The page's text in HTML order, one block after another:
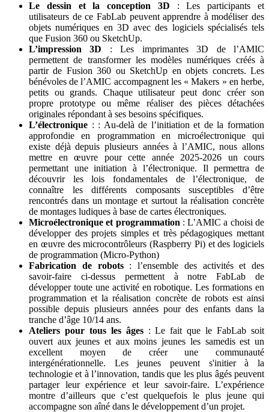
Le dessin et la conception 3D : Les participants et
utilisateurs de ce FabLab peuvent apprendre à modéliser des
objets numériques en 3D avec des logiciels spécialisés tels
que Fusion 360 ou SketchUp.
L’impression 3D : Les imprimantes 3D de l’AMIC
permettent de transformer les modèles numériques créés à
partir de Fusion 360 ou SketchUp en objets concrets. Les
bénévoles de l’AMIC accompagnent les « Makers » en herbe,
petits ou grands. Chaque utilisateur peut donc créer son
propre prototype ou même réaliser des pièces détachées
originales répondant à ses besoins spécifiques.
L’électronique : : Au-delà de l’initiation et de la formation
approfondie en programmation en microélectronique qui
existe déjà depuis plusieurs années à l’AMIC, nous allons
mettre en œuvre pour cette année 2025-2026 un cours
permettant une initiation à l’électronique. Il permettra de
découvrir les lois fondamentales de l’électronique, de
connaître les différents composants susceptibles d’être
rencontrés dans un montage et surtout la réalisation concrète
de montages ludiques à base de cartes électroniques.
Microélectronique et programmation : L’AMIC a choisi de
développer des projets simples et très pédagogiques mettant
en œuvre des microcontrôleurs (Raspberry Pi) et des logiciels
de programmation (Micro-Python)
Fabrication de robots: l’ensemble des activités et des
savoir-faire ci-dessus permettent à notre FabLab de
développer toute une activité en robotique. Les formations en
programmation et la réalisation concrète de robots est ainsi
possible depuis plusieurs années pour des enfants dans la
tranche d’âge 10/14 ans.
Ateliers pour tous les âges: Le fait que le FabLab soit
ouvert aux jeunes et aux moins jeunes les samedis est un
excellent moyen de créer une communauté
intergénérationnelle. Les jeunes peuvent s'initier à la
technologie et à l’innovation, tandis que les plus âgés peuvent
partager leur expérience et leur savoir-faire. L’expérience
montre d’ailleurs que c’est quelquefois le plus jeune qui
accompagne son aîné dans le développement d’un projet.